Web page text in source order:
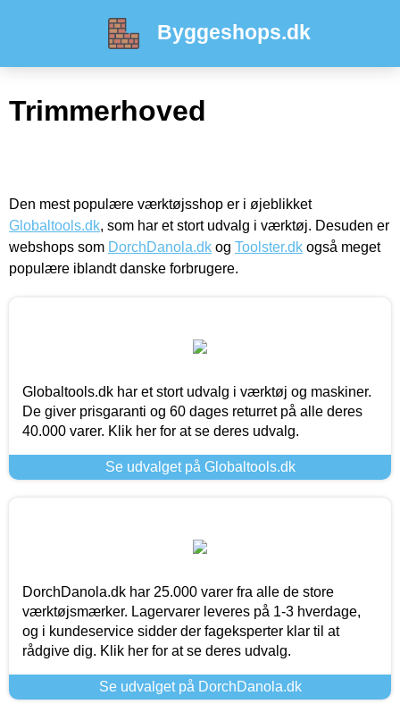
Byggeshops.dk
Trimmerhoved
Den mest populære værktøjsshop er i øjeblikket
Globaltools.dk, som har et stort udvalg i værktøj. Desuden er
webshops som DorchDanola.dk og Toolster.dk også meget
populære iblandt danske forbrugere.
Globaltools.dk har et stort udvalg i værktøj og maskiner.
De giver prisgaranti og 60 dages returret på alle deres
40.000 varer. Klik her for at se deres udvalg.
Se udvalget på Globaltools.dk
DorchDanola.dk har 25.000 varer fra alle de store
værktøjsmærker. Lagervarer leveres på 1-3 hverdage,
og i kundeservice sidder der fageksperter klar til at
rådgive dig. Klik her for at se deres udvalg.
Se udvalget på DorchDanola.dk